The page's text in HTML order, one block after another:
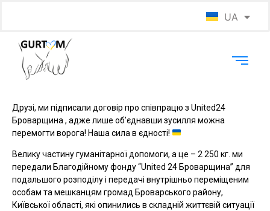
UA
EN
Друзі, ми підписали договір про співпрацю з United24
Броварщина , адже лише об’єднавши зусилля можна
перемогти ворога! Наша сила в єдності!
Велику частину гуманітарної допомоги, а це – 2 250 кг. ми
передали Благодійному фонду “United 24 Броварщина” для
подальшого розподілу і передачі внутрішньо переміщеним
особам та мешканцям громад Броварського району,
Київської області, які опинились в складній життєвій ситуації